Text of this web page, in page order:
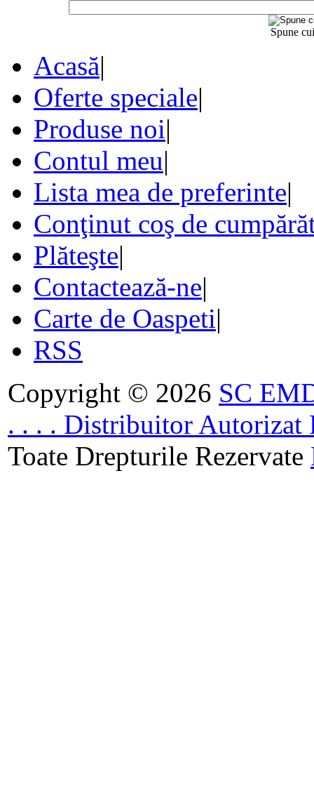
Spune
Acasă|
Oferte speciale|
Produse noi|
Contul meu|
Lista mea de preferinte|
Conţinut coş de
Plăteşte|
Contactează-ne|
Carte de Oaspeti|
RSS
Copyright © 2026 SC
. . . . Distribuitor Autorizat
Toate Drepturile Rezervate